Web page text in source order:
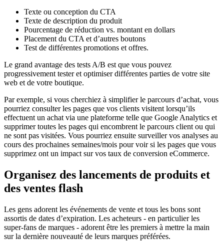
Texte ou conception du CTA
Texte de description du produit
Pourcentage de réduction vs. montant en dollars
Placement du CTA et d’autres boutons
Test de différentes promotions et offres.
Le grand avantage des tests A/B est que vous pouvez
progressivement tester et optimiser différentes parties de votre site
web et de votre boutique.
Par exemple, si vous cherchiez à simplifier le parcours d’achat, vous
pourriez consulter les pages que vos clients visitent lorsqu’ils
effectuent un achat via une plateforme telle que Google Analytics et
supprimer toutes les pages qui encombrent le parcours client ou qui
ne sont pas visitées. Vous pourriez ensuite surveiller vos analyses au
cours des prochaines semaines/mois pour voir si les pages que vous
supprimez ont un impact sur vos taux de conversion eCommerce.
Organisez des lancements de produits et
des ventes flash
Les gens adorent les événements de vente et tous les bons sont
assortis de dates d’expiration. Les acheteurs - en particulier les
super-fans de marques - adorent être les premiers à mettre la main
sur la dernière nouveauté de leurs marques préférées.